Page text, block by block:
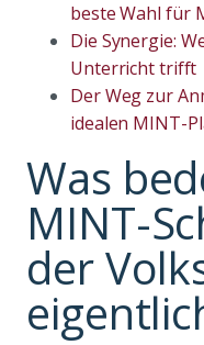
beste Wahl für
Die Synergie:
Unterricht trifft
Der Weg zur
idealen MINT-
Was
MINT-
der